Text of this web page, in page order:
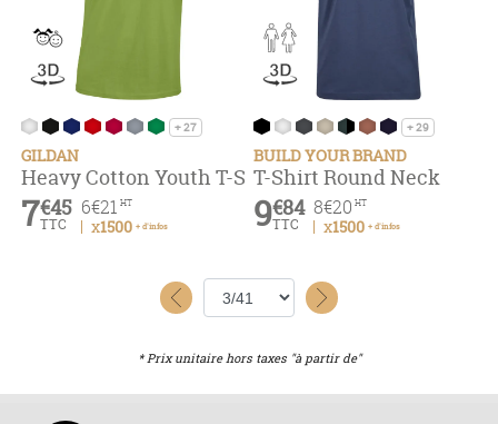
+ 27
GILDAN
Heavy Cotton Youth T-Shirt
6€21 HT
x1500 + d'infos
7€45
TTC
+ 29
BUILD YOUR BRAND
T-Shirt Round Neck
8€20 HT
x1500 + d'infos
9€84
TTC
* Prix unitaire hors taxes "à partir de"